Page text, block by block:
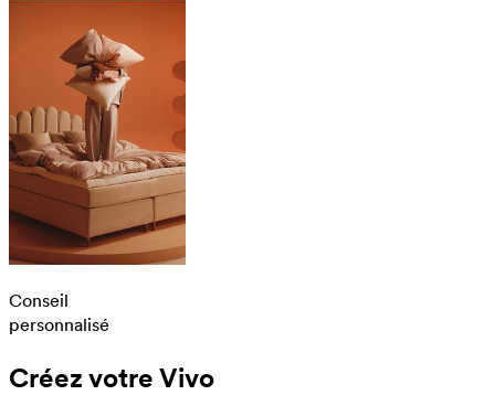
Conseil
personnalisé
Créez votre Vivo